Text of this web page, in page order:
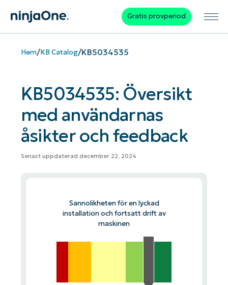
Gratis provperiod
Hem/KB Catalog/KB5034535
KB5034535: Översikt
med användarnas
åsikter och feedback
Senast uppdaterad december 22, 2024
Sannolikheten för en lyckad
installation och fortsatt drift av
maskinen